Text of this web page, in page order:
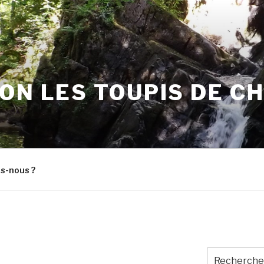
LES TOUPIS DE
nous ?